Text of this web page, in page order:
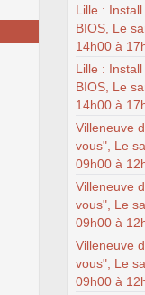
Lille :
BIOS, Le
14h00 à
Lille :
BIOS, Le
14h00 à
Villeneuve
vous", Le
09h00 à
Villeneuve
vous", Le
09h00 à
Villeneuve
vous", Le
09h00 à